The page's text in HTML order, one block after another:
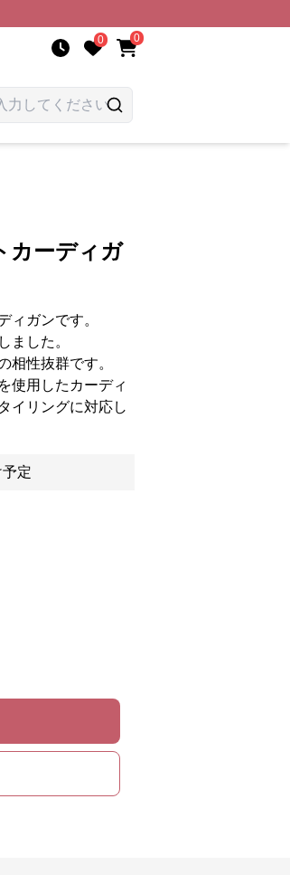
0 0
カーディガ
ィガンです。
ました。
相性抜群です。
使用したカーディ
イリングに対応し
定